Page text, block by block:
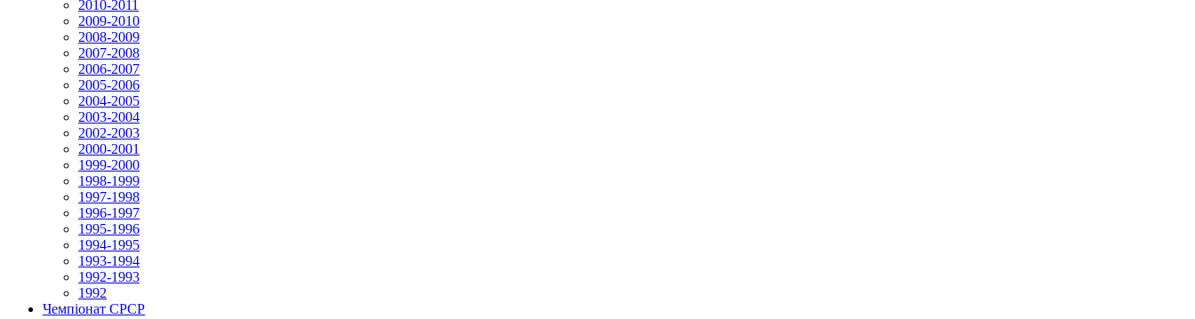
2010-2011
2009-2010
2008-2009
2007-2008
2006-2007
2005-2006
2004-2005
2003-2004
2002-2003
2000-2001
1999-2000
1998-1999
1997-1998
1996-1997
1995-1996
1994-1995
1993-1994
1992-1993
1992
Чемпіонат СРСР